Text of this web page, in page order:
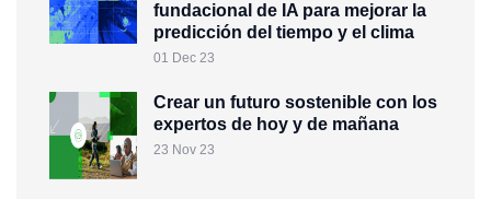
fundacional de IA para mejorar la
predicción del tiempo y el clima
01 Dec 23
Crear un futuro sostenible con los
expertos de hoy y de mañana
23 Nov 23